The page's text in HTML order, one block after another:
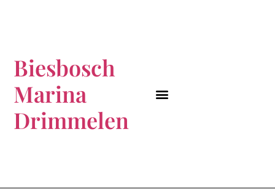
Biesbosch
Marina
Drimmelen